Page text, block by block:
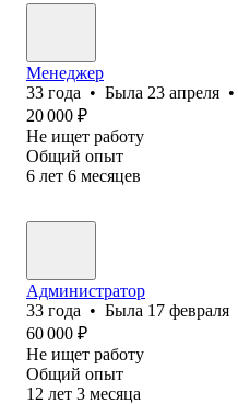
Менеджер
33 года • Была 23 апреля •
20 000 ₽
Не ищет работу
Общий опыт
6 лет 6 месяцев
Администратор
33 года • Была 17 февраля
60 000 ₽
Не ищет работу
Общий опыт
12 лет 3 месяца